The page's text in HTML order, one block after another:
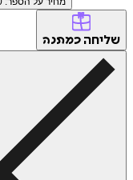
שליחה כמתנה